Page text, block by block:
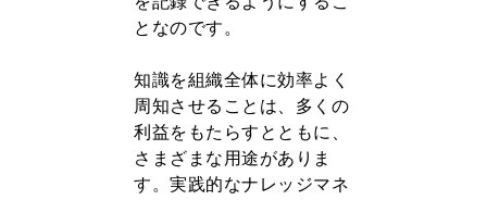
となのです。
知識を組織全体に効率よく
周知させることは、多くの
利益をもたらすとともに、
さまざまな用途がありま
す。実践的なナレッジマネ